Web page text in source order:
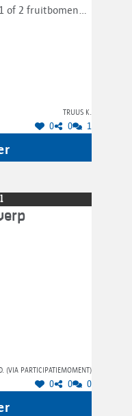
of 2 fruitbomen?
Truus K.
0 0 1
(via participatiemoment)
0 0 0